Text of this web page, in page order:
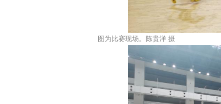
图为比赛现场。陈贵洋 摄